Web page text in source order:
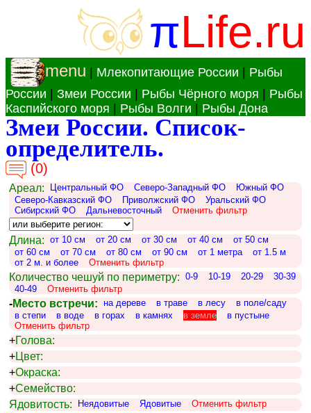
πLife.ru
menu Млекопитающие России
Рыбы
России
Змеи России Рыбы Чёрного моря
Рыбы
Каспийского моря
Рыбы Волги Рыбы Дона
Змеи России. Список-
определитель.
(0)
Ареал: Центральный ФО Северо-Западный ФО
Южный ФО
Северо-Кавказский ФО
Приволжский ФО
Уральский ФО
Сибирский ФО
Дальневосточный Отменить фильтр
Длина: от 10 см от 20 см от 30 см от 40 см
от 50 см
от 60 см
от 70 см от 80 см от 90 см от 1 метра
от 1.5 м
от 2 м. и более
Отменить фильтр
Количество чешуй по периметру: 0-9 10-19 20-29
30-39
40-49
Отменить фильтр
-Место встречи: на дереве в траве в лесу
в поле/саду
в степи
в воде в горах в камнях в земле
в пустыне
Отменить фильтр
+Голова:
+Цвет:
+Окраска:
+Семейство:
Ядовитость:
Неядовитые Ядовитые Отменить фильтр